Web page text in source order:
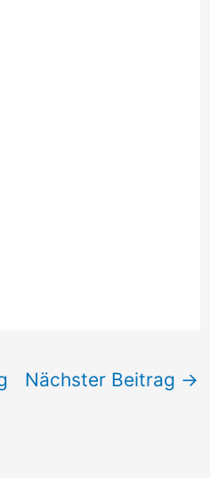
Nächster Beitrag →